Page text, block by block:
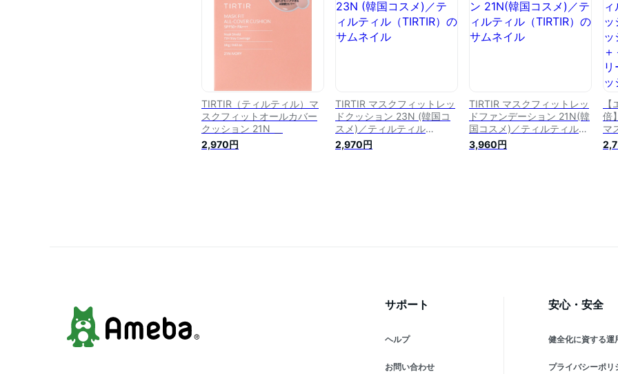
TIRTIR（ティルティル）マ
スクフィットオールカバー
クッション 21N ＿
2,970円
TIRTIR マスクフィットレッ
ドクッション 23N (韓国コ
スメ)／ティルティル
（TIRTIR）
2,970円
TIRTIR マスクフィットレッ
ドファンデーション 21N(韓
国コスメ)／ティルティル
（TIRTIR）
3,960円
倍
マ
ン
サポート
ヘルプ
お問い合わせ
安心・安全
健全化に資する運
プライバシーポリ